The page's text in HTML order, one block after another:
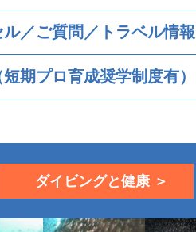
／ご質問／トラベル情報
期プロ育成奨学制度有）
ダイビングと健康 ＞